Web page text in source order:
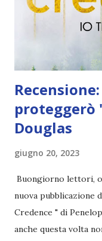
gli affari, ma non se
adolescenti.
proteggerò
Douglas
giugno 20, 2023
Buongiorno lettori,
nuova pubblicazione
Credence " di
anche questa volta